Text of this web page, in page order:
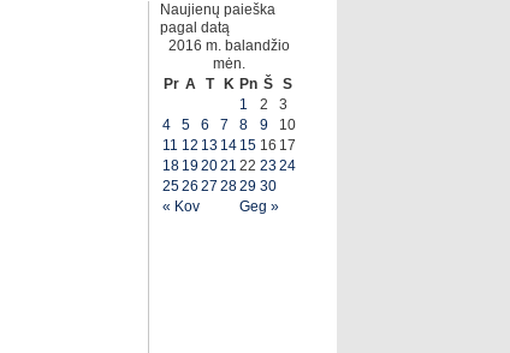
Naujienų paieška
pagal datą
2016 m. balandžio
mėn.
Pr A T K Pn Š S
« Kov Geg »
1 2
3
4
5 6 7 8 9
10
11 12 13 14 15 16 17
18 192021 22 2324
2526 27 2829 30